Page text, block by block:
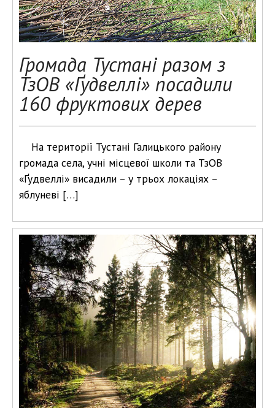
Громада Тустані разом з
ТзОВ «Ґудвеллі» посадили
160 фруктових дерев
На території Тустані Галицького району
громада села, учні місцевої школи та ТзОВ
«Ґудвеллі» висадили – у трьох локаціях –
яблуневі […]